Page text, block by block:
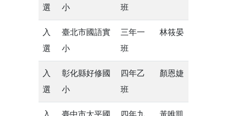
選
小
班
入
選
臺北市國語實
小
三年一
班
林筱晏
入
選
彰化縣好修國
小
四年乙
班
顏恩婕
入 臺中市太平國 四年九 黃唯凱